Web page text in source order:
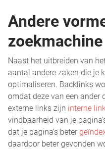
Andere
Naast het uitbreiden van
aantal andere zaken die je
optimaliseren. Backlinks
omdat deze van een ander
externe links zijn interne
vindbaarheid van je
dat je pagina’s beter
daardoor beter gevonden